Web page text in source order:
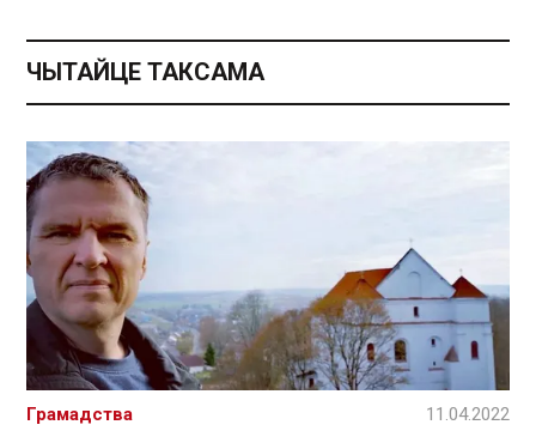
ЧЫТАЙЦЕ ТАКСАМА
Грамадства 11.04.2022